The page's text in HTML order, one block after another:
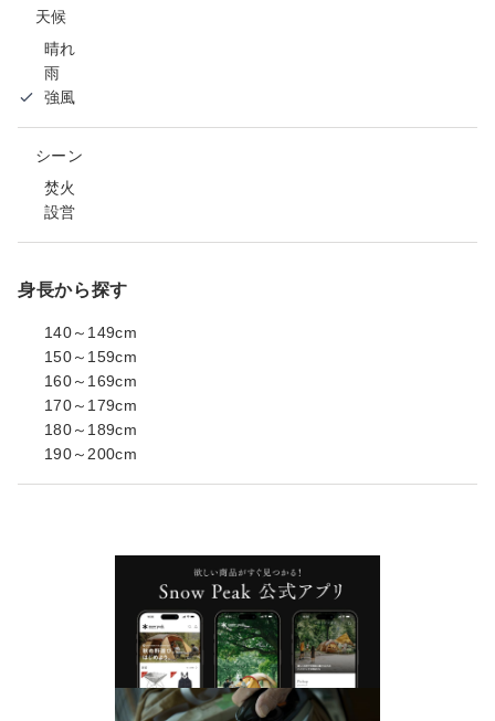
天候
晴れ
雨
強風
シーン
焚火
設営
身長から探す
140～149cm
150～159cm
160～169cm
170～179cm
180～189cm
190～200cm